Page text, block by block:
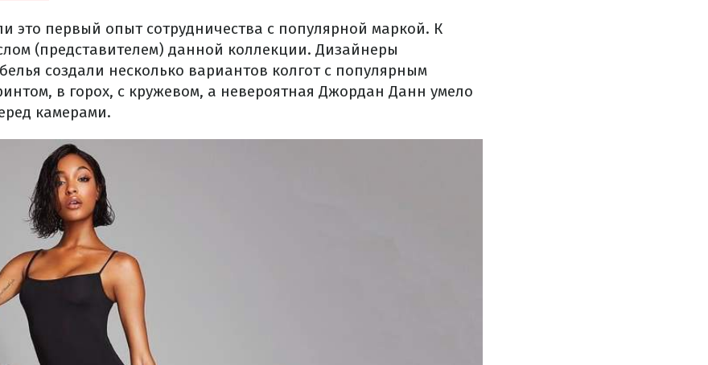
это первый опыт сотрудничества с популярной маркой. К
(представителем) данной коллекции. Дизайнеры
создали несколько вариантов колгот с популярным
в горох, с кружевом, а невероятная Джордан Данн умело
камерами.